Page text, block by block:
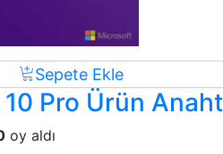
Sepete Ekle
Pro Ürün
oy aldı